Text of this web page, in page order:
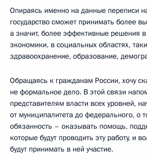
Опираясь именно на данные переписи
государство сможет принимать более
а значит, более эффективные решения
экономики, в социальных областях,
здравоохранение, образование,
Обращаясь к гражданам России, хочу
не формальное дело. В этой связи
представителям власти всех уровней,
от муниципалитета до федерального, о
обязанность – оказывать помощь,
которые будут проводить эту работу, и
будут принимать в ней участие.